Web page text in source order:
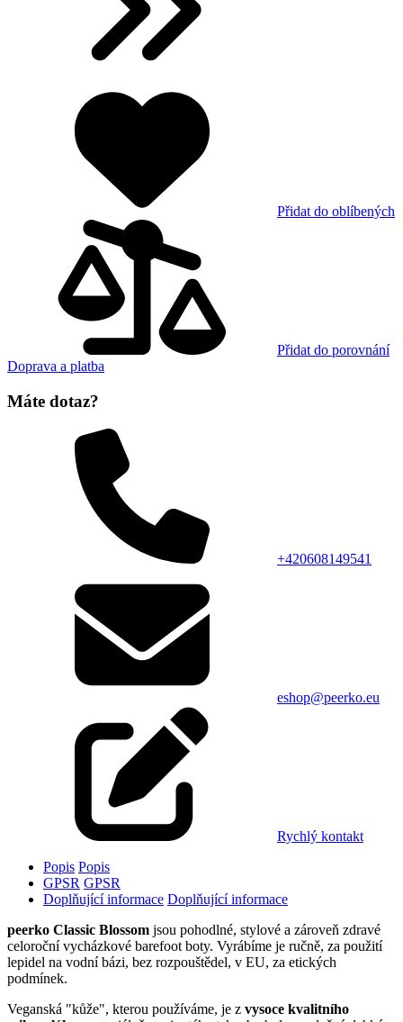
Přidat do oblíbených
Přidat do porovnání
Doprava a platba
Máte dotaz?
+420608149541
eshop@peerko.eu
Rychlý kontakt
Popis Popis
GPSR GPSR
Doplňující informace Doplňující informace
peerko Classic Blossom jsou pohodlné, stylové a zároveň zdravé
celoroční vycházkové barefoot boty. Vyrábíme je ručně, za použití
lepidel na vodní bázi, bez rozpouštědel, v EU, za etických
podmínek.
Veganská "kůže", kterou používáme, je z vysoce kvalitního